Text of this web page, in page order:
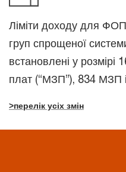
Ліміти доходу для
груп спрощеної
встановлені у розмірі
плат (“МЗП”), 834 МЗП
>перелік усіх змін